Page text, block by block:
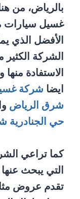
بالرياض، من
غسيل سيارات
الأفضل الذي
الشركة
الاستفادة
ايضا شركة
شرق الرياض
حي الجنادرية
كما تراعي
التي يبحث
تقدم عروض